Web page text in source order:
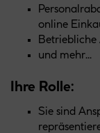
online
Betriebliche
und mehr...
Ihre Rolle:
Sie sind